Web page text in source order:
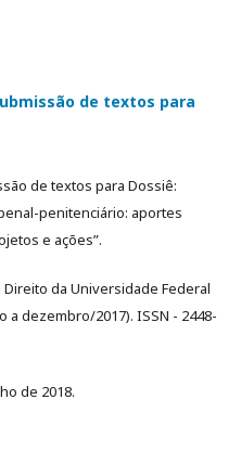
de textos para
de textos para Dossiê:
penitenciário: aportes
e ações”.
da Universidade Federal
a dezembro/2017). ISSN - 2448-
de 2018.